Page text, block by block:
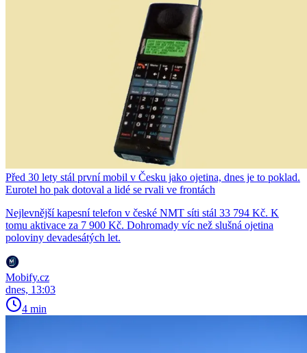
Před 30 lety stál první mobil v Česku jako ojetina, dnes je to poklad.
Eurotel ho pak dotoval a lidé se rvali ve frontách
Nejlevnější kapesní telefon v české NMT síti stál 33 794 Kč. K
tomu aktivace za 7 900 Kč. Dohromady víc než slušná ojetina
poloviny devadesátých let.
Mobify.cz
dnes, 13:03
4 min